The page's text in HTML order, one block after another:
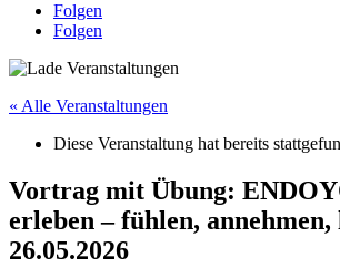
Folgen
Folgen
« Alle Veranstaltungen
Diese Veranstaltung hat bereits
Vortrag mit Übung:
erleben – fühlen, annehmen,
26.05.2026